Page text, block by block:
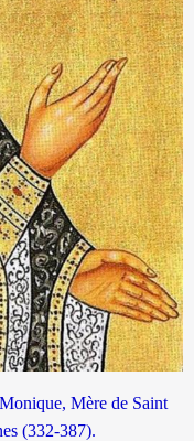
Mère de Saint
(332-387).